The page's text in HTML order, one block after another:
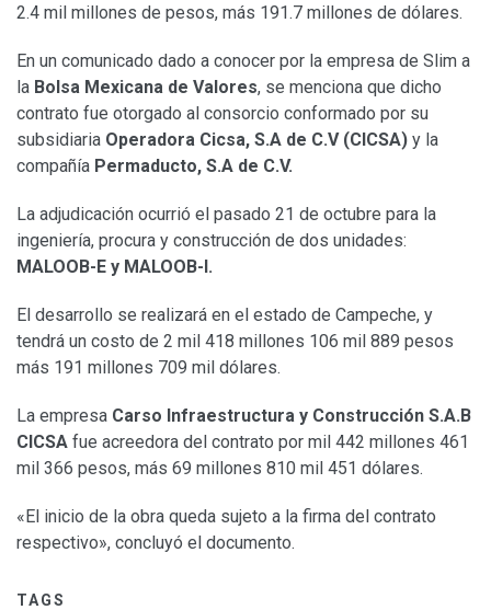
2.4 mil millones de pesos, más 191.7 millones de dólares.
En un comunicado dado a conocer por la empresa de Slim a
la Bolsa Mexicana de Valores, se menciona que dicho
contrato fue otorgado al consorcio conformado por su
subsidiaria Operadora Cicsa, S.A de C.V (CICSA) y la
compañía Permaducto, S.A de C.V.
La adjudicación ocurrió el pasado 21 de octubre para la
ingeniería, procura y construcción de dos unidades:
MALOOB-E y MALOOB-I.
El desarrollo se realizará en el estado de Campeche, y
tendrá un costo de 2 mil 418 millones 106 mil 889 pesos
más 191 millones 709 mil dólares.
La empresa Carso Infraestructura y Construcción S.A.B
CICSA fue acreedora del contrato por mil 442 millones 461
mil 366 pesos, más 69 millones 810 mil 451 dólares.
«El inicio de la obra queda sujeto a la firma del contrato
respectivo», concluyó el documento.
TAGS